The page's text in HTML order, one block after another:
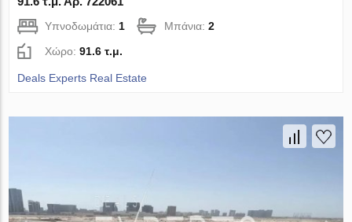
Υπνοδωμάτια: 1 Μπάνια:2
Χώρο:91.6 τ.μ.
Deals Experts Real Estate